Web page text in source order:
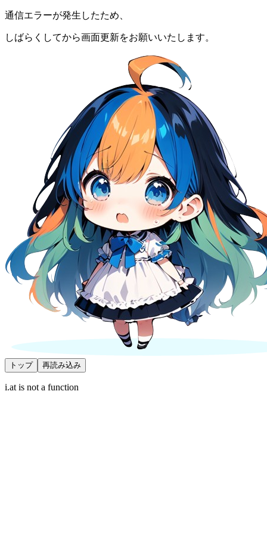
通信エラーが発生したため、
しばらくしてから画面更新をお願いいたします。
トップ 再読み込み
i.at is not a function